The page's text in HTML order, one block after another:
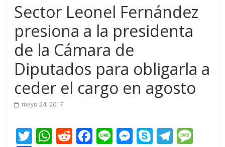
Sector Leonel Fernández
presiona a la presidenta
de la Cámara de
Diputados para obligarla a
ceder el cargo en agosto
mayo 24, 2017
T W R F Li M S T